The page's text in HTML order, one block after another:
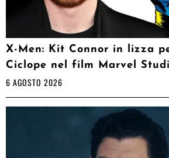
X-Men: Kit Connor in lizza
Ciclope nel film Marvel
6 AGOSTO 2026